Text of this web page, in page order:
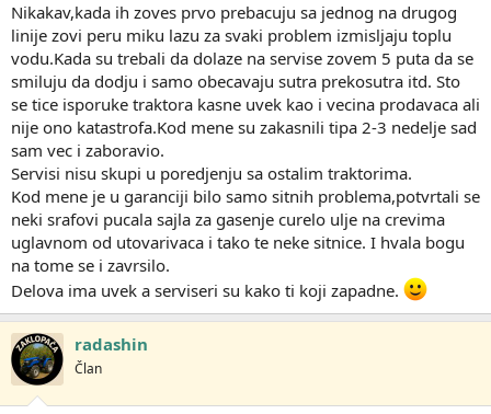
Nikakav,kada ih zoves prvo prebacuju sa jednog na drugog
linije zovi peru miku lazu za svaki problem izmisljaju toplu
vodu.Kada su trebali da dolaze na servise zovem 5 puta da se
smiluju da dodju i samo obecavaju sutra prekosutra itd. Sto
se tice isporuke traktora kasne uvek kao i vecina prodavaca ali
nije ono katastrofa.Kod mene su zakasnili tipa 2-3 nedelje sad
sam vec i zaboravio.
Servisi nisu skupi u poredjenju sa ostalim traktorima.
Kod mene je u garanciji bilo samo sitnih problema,potvrtali se
neki srafovi pucala sajla za gasenje curelo ulje na crevima
uglavnom od utovarivaca i tako te neke sitnice. I hvala bogu
na tome se i zavrsilo.
Delova ima uvek a serviseri su kako ti koji zapadne.
radashin
Član